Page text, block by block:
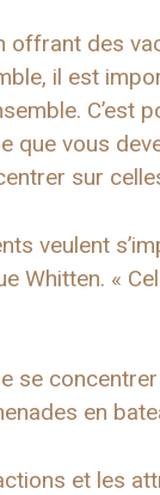
offrant des
il est
C’est
que vous
sur
veulent
Whitten. «
se
en
et les